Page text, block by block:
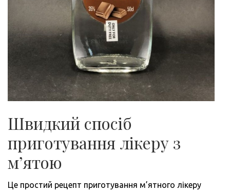
Швидкий спосіб
приготування лікеру з
м’ятою
Це простий рецепт приготування м’ятного лікеру